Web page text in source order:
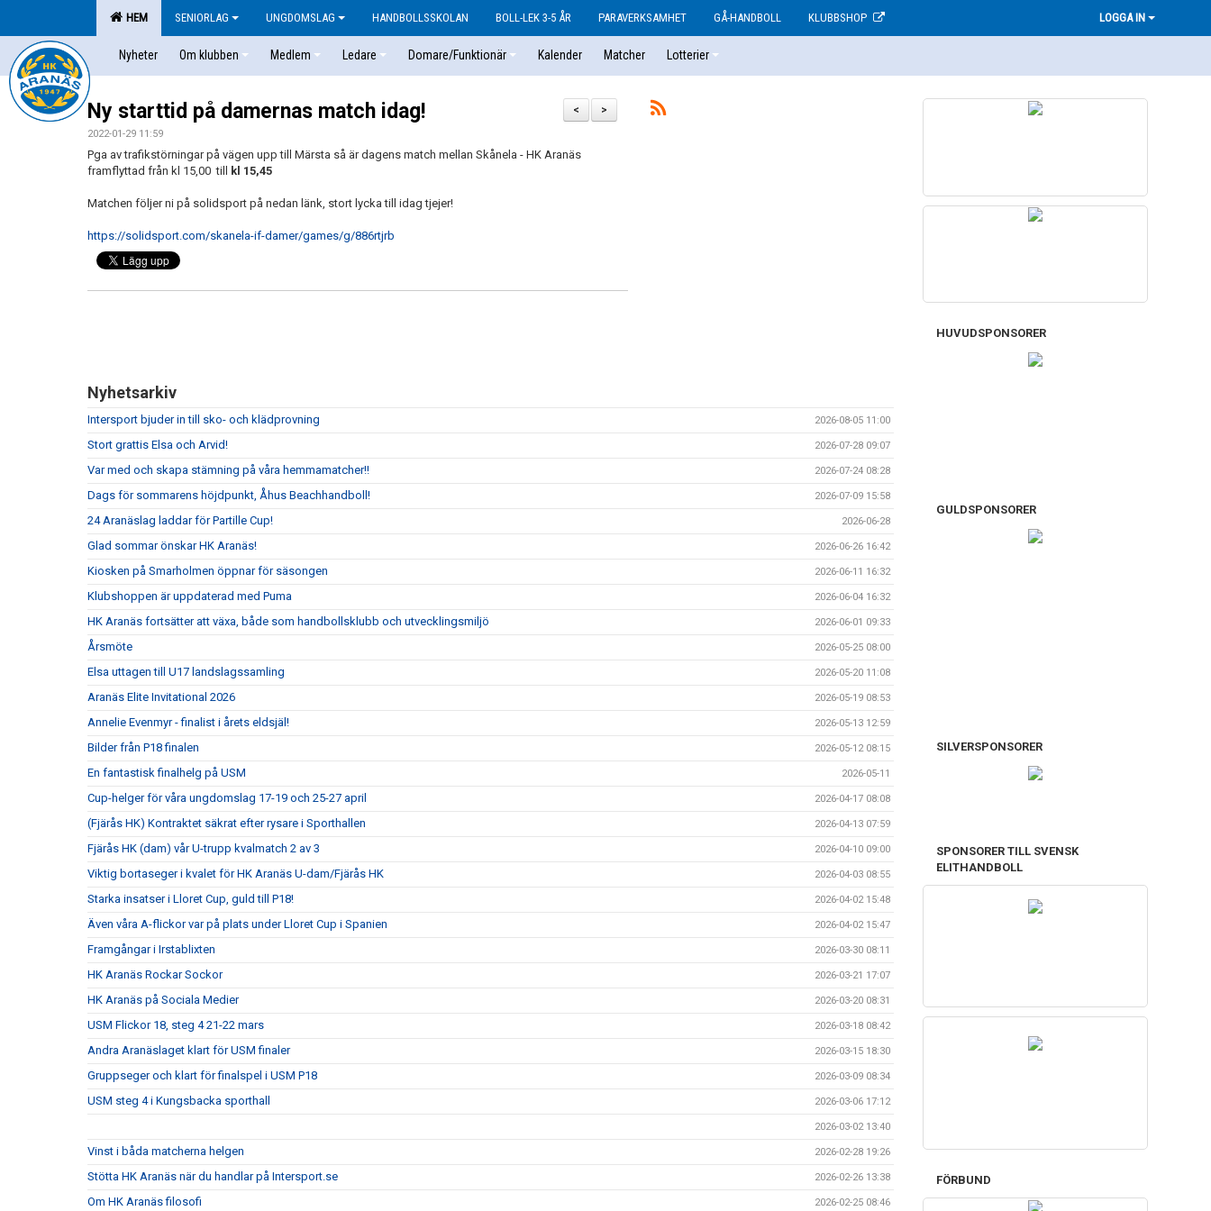
HEM SENIORLAG UNGDOMSLAG HANDBOLLSSKOLAN BOLL-LEK 3-5 ÅR PARAVERKSAMHET GÅ-HANDBOLL KLUBBSHOP LOGGA IN
Nyheter Om klubben Medlem Ledare Domare/Funktionär Kalender Matcher Lotterier
>
<
Ny starttid på damernas match idag!
2022-01-29 11:59
Pga av trafikstörningar på vägen upp till Märsta så är dagens match mellan Skånela - HK Aranäs
framflyttad från kl 15,00 till
kl 15,45
Matchen följer ni på solidsport på nedan länk, stort lycka till idag tjejer!
https://solidsport.com/skanela-if-damer/games/g/886rtjrb
Nyhetsarkiv
Intersport bjuder in till sko- och klädprovning 2026-08-05 11:00
Stort grattis Elsa och Arvid! 2026-07-28 09:07
Var med och skapa stämning på våra hemmamatcher!! 2026-07-24 08:28
Dags för sommarens höjdpunkt, Åhus Beachhandboll! 2026-07-09 15:58
24 Aranäslag laddar för Partille Cup! 2026-06-28
Glad sommar önskar HK Aranäs! 2026-06-26 16:42
Kiosken på Smarholmen öppnar för säsongen 2026-06-11 16:32
Klubshoppen är uppdaterad med Puma 2026-06-04 16:32
HK Aranäs fortsätter att växa, både som handbollsklubb och utvecklingsmiljö 2026-06-01 09:33
Årsmöte 2026-05-25 08:00
Elsa uttagen till U17 landslagssamling 2026-05-20 11:08
Aranäs Elite Invitational 2026 2026-05-19 08:53
Annelie Evenmyr - finalist i årets eldsjäl! 2026-05-13 12:59
Bilder från P18 finalen 2026-05-12 08:15
En fantastisk finalhelg på USM 2026-05-11
Cup-helger för våra ungdomslag 17-19 och 25-27 april 2026-04-17 08:08
(Fjärås HK) Kontraktet säkrat efter rysare i Sporthallen 2026-04-13 07:59
Fjärås HK (dam) vår U-trupp kvalmatch 2 av 3 2026-04-10 09:00
Viktig bortaseger i kvalet för HK Aranäs U-dam/Fjärås HK 2026-04-03 08:55
Starka insatser i Lloret Cup, guld till P18! 2026-04-02 15:48
Även våra A-flickor var på plats under Lloret Cup i Spanien 2026-04-02 15:47
Framgångar i Irstablixten 2026-03-30 08:11
HK Aranäs Rockar Sockor 2026-03-21 17:07
HK Aranäs på Sociala Medier 2026-03-20 08:31
USM Flickor 18, steg 4 21-22 mars 2026-03-18 08:42
Andra Aranäslaget klart för USM finaler 2026-03-15 18:30
Gruppseger och klart för finalspel i USM P18 2026-03-09 08:34
USM steg 4 i Kungsbacka sporthall 2026-03-06 17:12
2026-03-02 13:40
Vinst i båda matcherna helgen 2026-02-28 19:26
Stötta HK Aranäs när du handlar på Intersport.se 2026-02-26 13:38
Om HK Aranäs filosofi 2026-02-25 08:46
HUVUDSPONSORER
GULDSPONSORER
SILVERSPONSORER
SPONSORER TILL SVENSK
ELITHANDBOLL
FÖRBUND